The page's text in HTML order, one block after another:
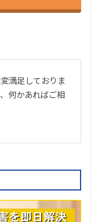
満足しておりま
何かあればご相